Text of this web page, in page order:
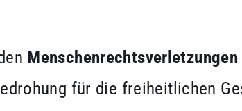
Menschenrechtsverletzungen
für die freiheitlichen